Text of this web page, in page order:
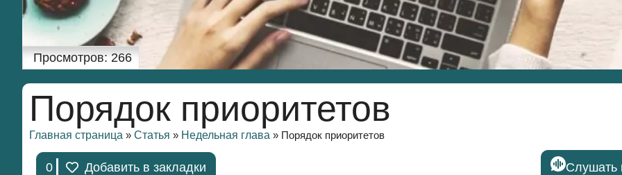
Просмотров: 266
Порядок приоритетов
Главная страница » Статья » Недельная глава » Порядок приоритетов
0 Добавить в закладки Слушать